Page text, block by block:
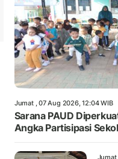
Jumat , 07 Aug 2026, 12:04 WIB
Sarana PAUD
Angka Partisipasi
Jumat